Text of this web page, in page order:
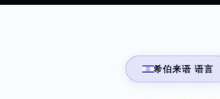
希伯来语 语言